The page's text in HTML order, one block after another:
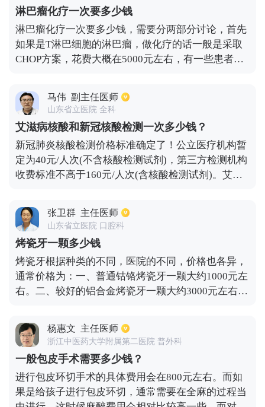
淋巴瘤化疗一次要多少钱
淋巴瘤化疗一次要多少钱，需要分两部分讨论，首先
如果是T淋巴细胞的淋巴瘤，做化疗的话一般是采取
CHOP方案，花费大概在5000元左右，有一些患者身
花5000-10000元。如果是B细胞淋巴瘤，是CD20阳性
的话，一般是加用利妥昔单抗，费用标准大概是
25000元。不过如果是不同的地区，可能存在一定的
价格差异，但一般也不会超过30000。不同患者的身
体状况不同，有一些患者存在相关并发症，有一些患
者没有，所以这些都会影响价格，导致价格上下浮
动。
马伟 副主任医师
山东省立医院 全科
艾滋病核酸和新冠核酸检测一次多少钱？
新冠肺炎核酸检测价格标准确定了！公立医疗机构暂
定为40元/人次(不含核酸检测试剂)，第三方检测机构
收费标准不高于160元/人次(含核酸检测试剂)。艾滋
在高危行为发生后两周左右进行。如果太早，可能无
法检测到。人体感染艾滋病毒后，在感染后约5至7
天，可在血液中检测到病毒。随着时间的推移，病毒
的复制量逐渐变得活跃。大约两周后，血液中的病毒
会达到高峰。也就是说，如果核酸测试在大约两周内
进行，则可以排除阴性测试结果，并且基本上可以清
楚地诊断阳性测试结果，因为很少出现假阳性。所以
以进行这项指标的检测。
张卫群 主任医师
山东省立医院 口腔科
烤瓷牙一颗多少钱
烤瓷牙根据种类的不同，医院的不同，价格也各异，
通常价格为：一、普通钴铬烤瓷牙一颗大约1000元左
右。二、较好的铝合金烤瓷牙一颗大约3000元左右。
有问题的患者，切莫贪小便宜，做烤瓷牙一定要到正
规医院进行，不然会造成牙周和颌骨的伤害。
杨惠文 主任医师
浙江中医药大学附属第二医院 普外科
一般包皮手术需要多少钱？
进行包皮环切手术的具体费用会在800元左右。而如
果是给孩子进行包皮环切，通常需要在全麻的过程当